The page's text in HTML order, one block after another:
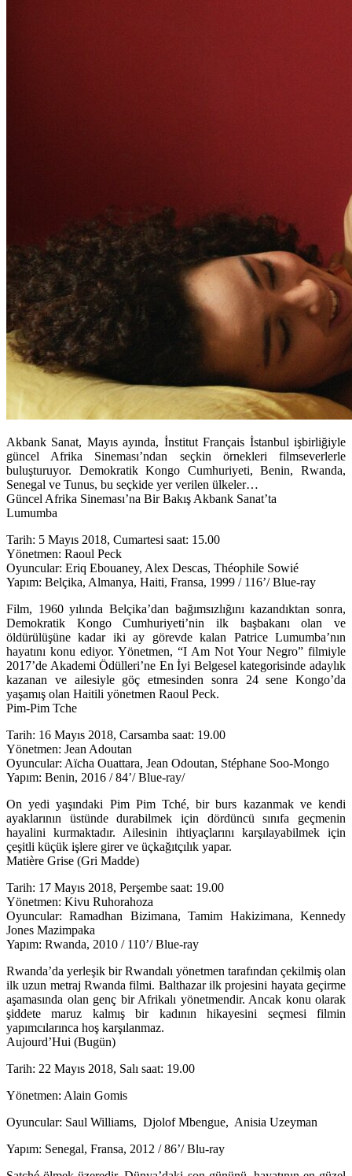
Akbank Sanat, Mayıs ayında, İnstitut Français İstanbul işbirliğiyle
güncel Afrika Sineması’ndan seçkin örnekleri filmseverlerle
buluşturuyor. Demokratik Kongo Cumhuriyeti, Benin, Rwanda,
Senegal ve Tunus, bu seçkide yer verilen ülkeler…
Güncel Afrika Sineması’na Bir Bakış Akbank Sanat’ta
Lumumba
Tarih: 5 Mayıs 2018, Cumartesi saat: 15.00
Yönetmen: Raoul Peck
Oyuncular: Eriq Ebouaney, Alex Descas, Théophile Sowié
Yapım: Belçika, Almanya, Haiti, Fransa, 1999 / 116’/ Blue-ray
Film, 1960 yılında Belçika’dan bağımsızlığını kazandıktan sonra,
Demokratik Kongo Cumhuriyeti’nin ilk başbakanı olan ve
öldürülüşüne kadar iki ay görevde kalan Patrice Lumumba’nın
hayatını konu ediyor. Yönetmen, “I Am Not Your Negro” filmiyle
2017’de Akademi Ödülleri’ne En İyi Belgesel kategorisinde adaylık
kazanan ve ailesiyle göç etmesinden sonra 24 sene Kongo’da
yaşamış olan Haitili yönetmen Raoul Peck.
Pim-Pim Tche
Tarih: 16 Mayıs 2018, Carsamba saat: 19.00
Yönetmen: Jean Adoutan
Oyuncular: Aïcha Ouattara, Jean Odoutan, Stéphane Soo-Mongo
Yapım: Benin, 2016 / 84’/ Blue-ray/
On yedi yaşındaki Pim Pim Tché, bir burs kazanmak ve kendi
ayaklarının üstünde durabilmek için dördüncü sınıfa geçmenin
hayalini kurmaktadır. Ailesinin ihtiyaçlarını karşılayabilmek için
çeşitli küçük işlere girer ve üçkağıtçılık yapar.
Matière Grise (Gri Madde)
Tarih: 17 Mayıs 2018, Perşembe saat: 19.00
Yönetmen: Kivu Ruhorahoza
Oyuncular: Ramadhan Bizimana, Tamim Hakizimana, Kennedy
Jones Mazimpaka
Yapım: Rwanda, 2010 / 110’/ Blue-ray
Rwanda’da yerleşik bir Rwandalı yönetmen tarafından çekilmiş olan
ilk uzun metraj Rwanda filmi. Balthazar ilk projesini hayata geçirme
aşamasında olan genç bir Afrikalı yönetmendir. Ancak konu olarak
şiddete maruz kalmış bir kadının hikayesini seçmesi filmin
yapımcılarınca hoş karşılanmaz.
Aujourd’Hui (Bugün)
Tarih: 22 Mayıs 2018, Salı saat: 19.00
Yönetmen: Alain Gomis
Oyuncular: Saul Williams, Djolof Mbengue, Anisia Uzeyman
Yapım: Senegal, Fransa, 2012 / 86’/ Blu-ray